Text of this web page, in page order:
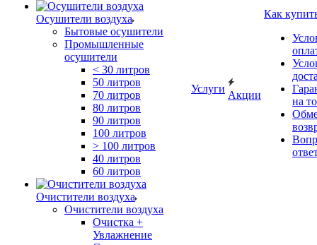
Осушители воздуха
Бытовые осушители
Промышленные
осушители
< 30 литров
50 литров
70 литров
80 литров
90 литров
100 литров
> 100 литров
40 литров
60 литров
Очистители воздуха
Очистители воздуха
Очистка +
Увлажнение
Услуги
Акции
Как
на